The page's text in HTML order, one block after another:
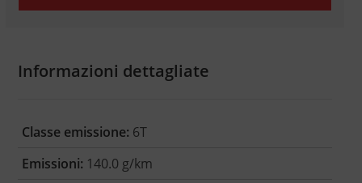
Informazioni dettagliate
Classe emissione: 6T
Emissioni: 140.0 g/km